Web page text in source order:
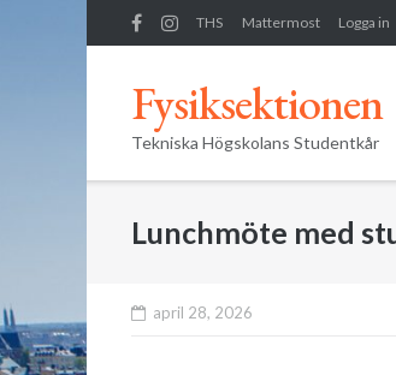
to
THS Mattermost Logga in
Fysiksektionen
Tekniska Högskolans Studentkår
Lunchmöte med
april 28, 2026